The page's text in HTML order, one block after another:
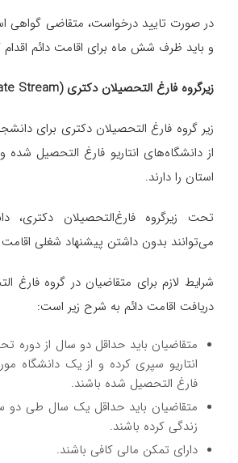
در صورت تایید درخواست، متقاضی گواهی
و باید ظرف شش ماه برای اقامت دائم اقدام
زیرگروه فارغ التحصیلان دکتری (PhD Graduate Stream)
زیر گروه‌ فارغ التحصیلان دکتری برای
از دانشگاه‌های انتاریو فارغ التحصیل
استان را دارند.
تحت زیرگروه فارغ‌التحصیلان دکتری،
می‌توانند بدون داشتن پیشنهاد شغلی اقامت
شرایط لازم برای متقاضیان در گروه فارغ
دریافت اقامت دائم به شرح زیر است:
متقاضیان باید حداقل دو سال از دوره
انتاریو سپری کرده و از یک دانشگاه
فارغ التحصیل شده باشند.
متقاضیان باید حداقل یک سال طی دو
زندگی کرده باشند.
دارای تمکن مالی کافی باشند.